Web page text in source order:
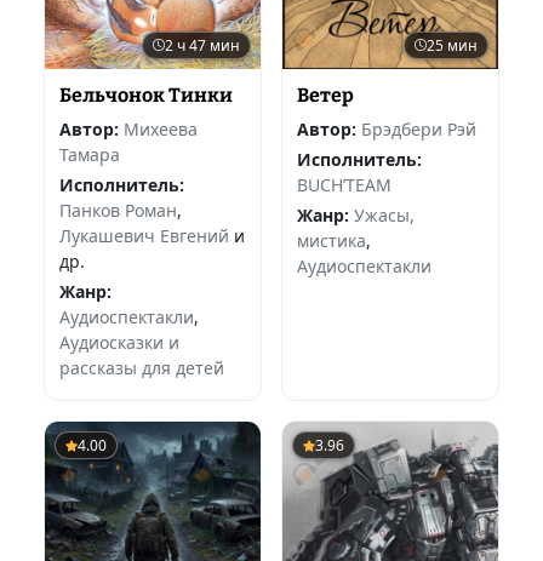
2 ч 47 мин
Бельчонок Тинки
Автор: Михеева
Тамара
Исполнитель:
Панков Роман,
Лукашевич Евгений и
др.
Жанр:
Аудиоспектакли,
Аудиосказки и
рассказы для детей
25 мин
Ветер
Автор: Брэдбери Рэй
Исполнитель:
BUCH’TEAM
Жанр: Ужасы,
мистика,
Аудиоспектакли
4.00 3.96